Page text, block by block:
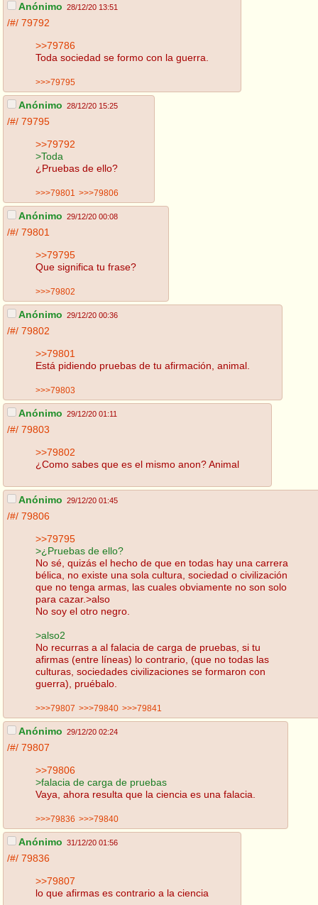
Anónimo 28/12/20 13:51
/#/ 79792
>>79786
Toda sociedad se formo con la guerra.
>>>79795
Anónimo 28/12/20 15:25
/#/ 79795
>>79792
>Toda
¿Pruebas de ello?
>>>79801 >>>79806
Anónimo 29/12/20 00:08
/#/ 79801
>>79795
Que significa tu frase?
>>>79802
Anónimo 29/12/20 00:36
/#/ 79802
>>79801
Está pidiendo pruebas de tu afirmación, animal.
>>>79803
Anónimo 29/12/20 01:11
/#/ 79803
>>79802
¿Como sabes que es el mismo anon? Animal
Anónimo 29/12/20 01:45
/#/ 79806
>>79795
>¿Pruebas de ello?
No sé, quizás el hecho de que en todas hay una carrera
bélica, no existe una sola cultura, sociedad o civilización
que no tenga armas, las cuales obviamente no son solo
para cazar.>also
No soy el otro negro.
>also2
No recurras a al falacia de carga de pruebas, si tu
afirmas (entre líneas) lo contrario, (que no todas las
culturas, sociedades civilizaciones se formaron con
guerra), pruébalo.
>>>79807 >>>79840 >>>79841
Anónimo 29/12/20 02:24
/#/ 79807
>>79806
>falacia de carga de pruebas
Vaya, ahora resulta que la ciencia es una falacia.
>>>79836 >>>79840
Anónimo 31/12/20 01:56
/#/ 79836
>>79807
lo que afirmas es contrario a la ciencia